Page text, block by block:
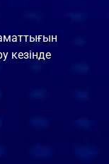
кезінде